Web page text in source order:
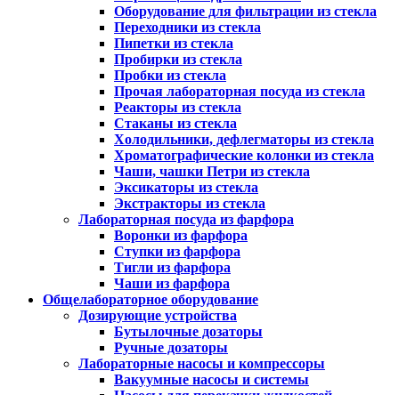
Оборудование для фильтрации из стекла
Переходники из стекла
Пипетки из стекла
Пробирки из стекла
Пробки из стекла
Прочая лабораторная посуда из стекла
Реакторы из стекла
Стаканы из стекла
Холодильники, дефлегматоры из стекла
Хроматографические колонки из стекла
Чаши, чашки Петри из стекла
Эксикаторы из стекла
Экстракторы из стекла
Лабораторная посуда из фарфора
Воронки из фарфора
Ступки из фарфора
Тигли из фарфора
Чаши из фарфора
Общелабораторное оборудование
Дозирующие устройства
Бутылочные дозаторы
Ручные дозаторы
Лабораторные насосы и компрессоры
Вакуумные насосы и системы